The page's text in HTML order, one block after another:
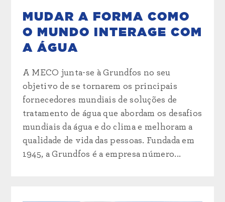
MUDAR A FORMA COMO
O MUNDO INTERAGE COM
A ÁGUA
A MECO junta-se à Grundfos no seu
objetivo de se tornarem os principais
fornecedores mundiais de soluções de
tratamento de água que abordam os desafios
mundiais da água e do clima e melhoram a
qualidade de vida das pessoas. Fundada em
1945, a Grundfos é a empresa número...